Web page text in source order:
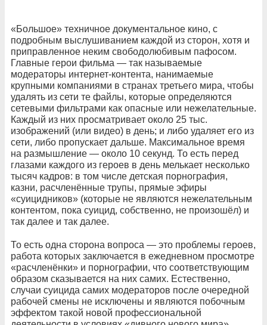
«Большое» техничное документальное кино, с
подробным выслушиванием каждой из сторон, хотя и
приправленное неким свободолюбивым пафосом.
Главные герои фильма — так называемые
модераторы интернет-контента, нанимаемые
крупными компаниями в странах третьего мира, чтобы
удалять из сети те файлы, которые определяются
сетевыми фильтрами как опасные или нежелательные.
Каждый из них просматривает около 25 тыс.
изображений (или видео) в день; и либо удаляет его из
сети, либо пропускает дальше. Максимальное время
на размышление — около 10 секунд. То есть перед
глазами каждого из героев в день мелькает несколько
тысяч кадров: в том числе детская порнография,
казни, расчленённые трупы, прямые эфиры
«суицидников» (которые не являются нежелательным
контентом, пока суицид, собственно, не произошёл) и
так далее и так далее.
То есть одна сторона вопроса — это проблемы героев,
работа которых заключается в ежедневном просмотре
«расчленёнки» и порнографии, что соответствующим
образом сказывается на них самих. Естественно,
случаи суицида самих модераторов после очередной
рабочей смены не исключены и являются побочным
эффектом такой новой профессиональной